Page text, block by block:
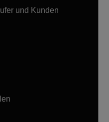
und Kunden